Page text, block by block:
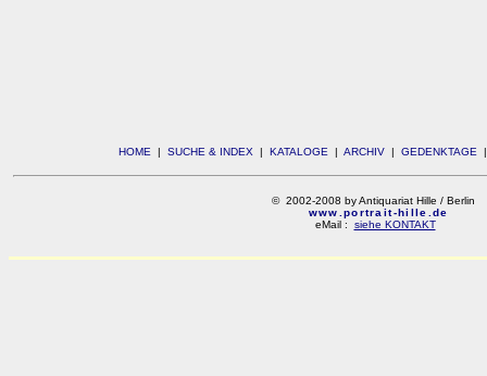
HOME | SUCHE & INDEX | KATALOGE | ARCHIV | GEDENKTAGE
© 2002-2008 by Antiquariat Hille / Berlin
www.portrait-hille.de
eMail : siehe KONTAKT